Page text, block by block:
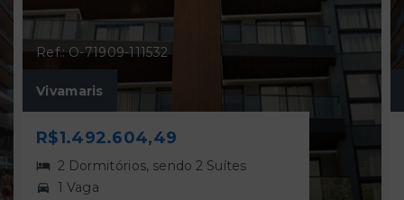
Ref.: O-71909-111532
Vivamaris
R$1.492.604,49
2 Dormitórios, sendo 2 Suítes
1 Vaga